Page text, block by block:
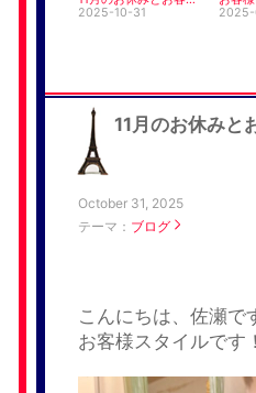
2025-10-31
11月のお休みと
October 31, 2025
テーマ： ブログ
こんにちは、佐瀬で
お客様スタイルです！